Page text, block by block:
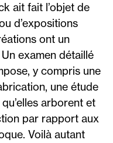
ait fait l’objet de
d’expositions
ont un
examen détaillé
y compris une
une étude
arborent et
par rapport aux
Voilà autant